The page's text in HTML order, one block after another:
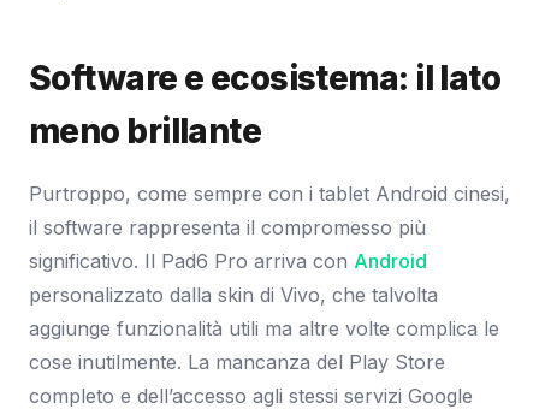
Software e ecosistema: il lato
meno brillante
Purtroppo, come sempre con i tablet Android cinesi,
il software rappresenta il compromesso più
significativo. Il Pad6 Pro arriva con Android
personalizzato dalla skin di Vivo, che talvolta
aggiunge funzionalità utili ma altre volte complica le
cose inutilmente. La mancanza del Play Store
completo e dell’accesso agli stessi servizi Google